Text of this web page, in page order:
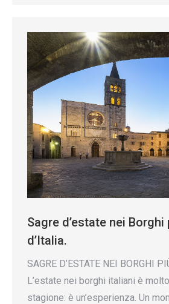
Sagre d’estate nei Borghi
d’Italia.
SAGRE D’ESTATE NEI BORGHI
L’estate nei borghi italiani è
stagione: è un’esperienza. Un